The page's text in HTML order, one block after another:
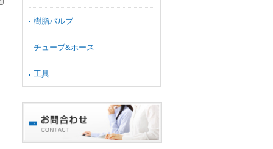
樹脂バルブ
チューブ&ホース
工具